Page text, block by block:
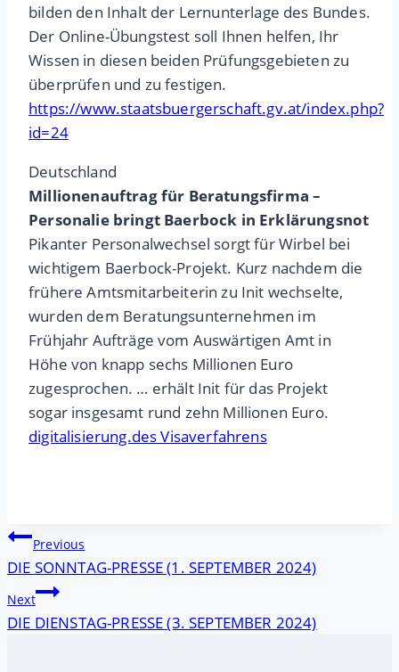
bilden den Inhalt der Lernunterlage des Bundes.
Der Online-Übungstest soll Ihnen helfen, Ihr
Wissen in diesen beiden Prüfungsgebieten zu
überprüfen und zu festigen.
https://www.staatsbuergerschaft.gv.at/index.php?
id=24
Deutschland
Millionenauftrag für Beratungsfirma –
Personalie bringt Baerbock in Erklärungsnot
Pikanter Personalwechsel sorgt für Wirbel bei
wichtigem Baerbock-Projekt. Kurz nachdem die
frühere Amtsmitarbeiterin zu Init wechselte,
wurden dem Beratungsunternehmen im
Frühjahr Aufträge vom Auswärtigen Amt in
Höhe von knapp sechs Millionen Euro
zugesprochen. … erhält Init für das Projekt
sogar insgesamt rund zehn Millionen Euro.
digitalisierung.des Visaverfahrens
Beitragsnavigation
Previous
DIE SONNTAG-PRESSE (1. SEPTEMBER 2024)
Next
DIE DIENSTAG-PRESSE (3. SEPTEMBER 2024)